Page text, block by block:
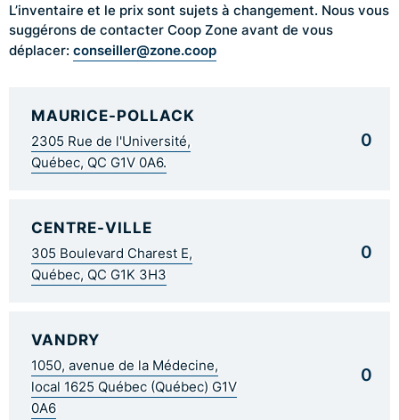
L’inventaire et le prix sont sujets à changement. Nous vous
suggérons de contacter Coop Zone avant de vous
déplacer: conseiller@zone.coop
MAURICE-POLLACK
2305 Rue de l'Université,
Québec, QC G1V 0A6.
0
CENTRE-VILLE
305 Boulevard Charest E,
Québec, QC G1K 3H3
0
VANDRY
1050, avenue de la Médecine,
local 1625 Québec (Québec) G1V
0A6
0